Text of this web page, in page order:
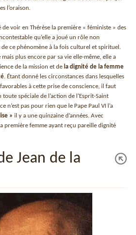
l’oraison.
de voir en Thérèse la première « féministe » des
qu’elle a joué un rôle non
de ce phénomène à la fois culturel et spirituel.
plus encore par sa vie elle-même, elle a
de la mission et de la dignité de la femme
. Étant donné les circonstances dans lesquelles
à cette prise de conscience, il faut
spéciale de l’action de l’Esprit-Saint
n’est pas pour rien que le Pape Paul VI l’a
» il y a une quinzaine d’années. Avec
première femme ayant reçu pareille dignité
Jean de la